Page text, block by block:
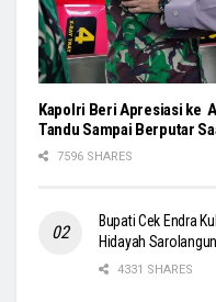
Kapolri Beri Apresiasi ke
Tandu Sampai Berputar
7596 SHARES
Bupati Cek Endra
Hidayah Sarolangun
4331 SHARES